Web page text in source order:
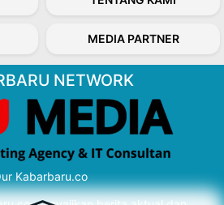
MEDIA PARTNER
NETWORK
Kabarbaru.co